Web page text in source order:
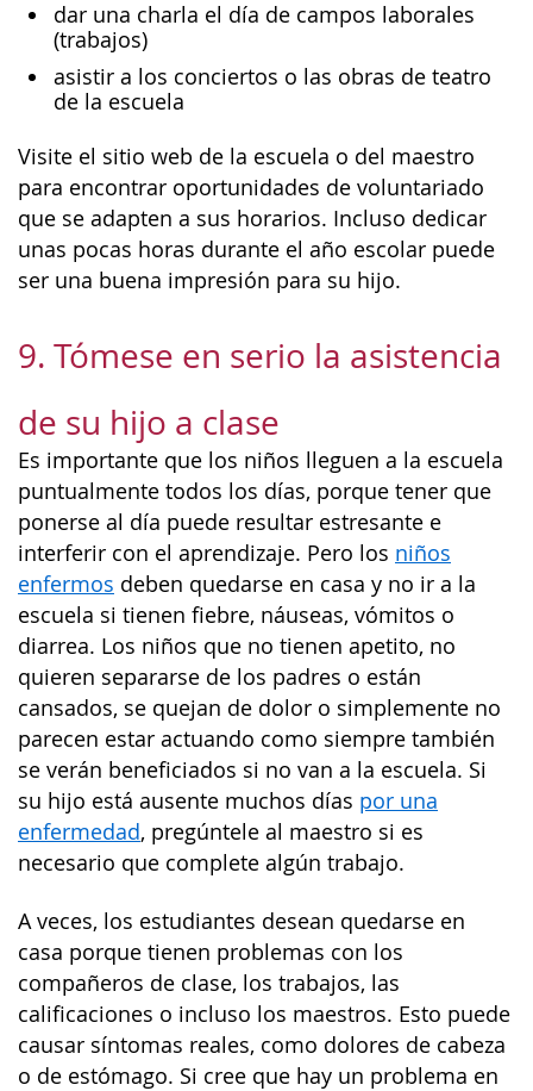
dar una charla el día de campos laborales
(trabajos)
asistir a los conciertos o las obras de teatro
de la escuela
Visite el sitio web de la escuela o del maestro
para encontrar oportunidades de voluntariado
que se adapten a sus horarios. Incluso dedicar
unas pocas horas durante el año escolar puede
ser una buena impresión para su hijo.
9. Tómese en serio la asistencia
de su hijo a clase
Es importante que los niños lleguen a la escuela
puntualmente todos los días, porque tener que
ponerse al día puede resultar estresante e
interferir con el aprendizaje. Pero los niños
enfermos deben quedarse en casa y no ir a la
escuela si tienen fiebre, náuseas, vómitos o
diarrea. Los niños que no tienen apetito, no
quieren separarse de los padres o están
cansados, se quejan de dolor o simplemente no
parecen estar actuando como siempre también
se verán beneficiados si no van a la escuela. Si
su hijo está ausente muchos días por una
enfermedad, pregúntele al maestro si es
necesario que complete algún trabajo.
A veces, los estudiantes desean quedarse en
casa porque tienen problemas con los
compañeros de clase, los trabajos, las
calificaciones o incluso los maestros. Esto puede
causar síntomas reales, como dolores de cabeza
o de estómago. Si cree que hay un problema en